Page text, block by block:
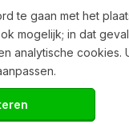
te gaan met het
mogelijk; in dat geval
analytische cookies.